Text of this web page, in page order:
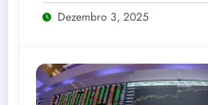
Dezembro 3, 2025